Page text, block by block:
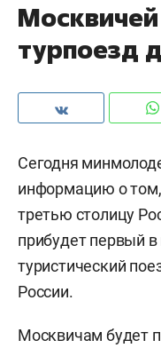
турпоезд
Сегодня
информацию о том,
третью столицу
прибудет первый в
туристический
России.
Москвичам будет